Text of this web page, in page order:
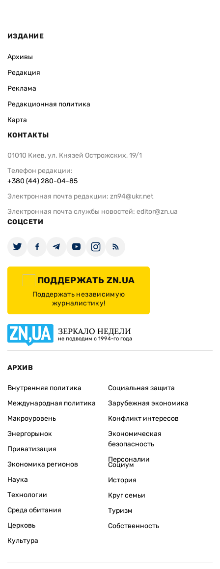
ИЗДАНИЕ
Архивы
Редакция
Реклама
Редакционная политика
Карта
КОНТАКТЫ
01010 Киев, ул. Князей Острожских, 19/1
Телефон редакции:
+380 (44) 280-04-85
Электронная почта редакции: zn94@ukr.net
Электронная почта службы новостей: editor@zn.ua
СОЦСЕТИ
ПОДДЕРЖАТЬ ZN.UA
Поддержать независимую
журналистику!
ЗЕРКАЛО НЕДЕЛИ
не подводим с 1994-го года
АРХИВ
Внутренняя политика
Международная политика
Макроуровень
Энергорынок
Приватизация
Экономика регионов
Социальная защита
Зарубежная экономика
Конфликт интересов
Экономическая
безопасность
Персоналии
Наука
Технологии
Среда обитания
Церковь
Культура
Социум
История
Круг семьи
Туризм
Собственность